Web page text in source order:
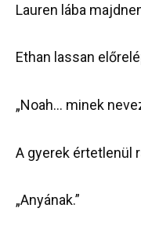
Lauren lába
Ethan lassan
„Noah… minek
A gyerek értetlenül
„Anyának.”